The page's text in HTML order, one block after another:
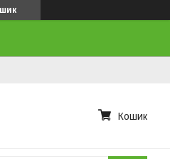
Кошик